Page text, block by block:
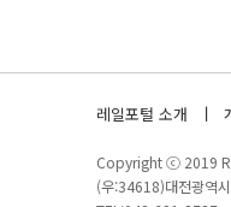
레일포털 소개
Copyright ⓒ 2019
(우:34618)대전광역